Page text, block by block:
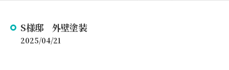
S様邸 外壁塗装
2025/04/21